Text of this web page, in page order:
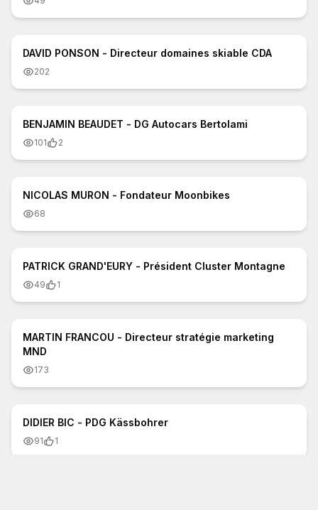
2:31
DAVID PONSON - Directeur domaines skiable CDA
202
4:32
BENJAMIN BEAUDET - DG Autocars Bertolami
101
2
2:57
NICOLAS MURON - Fondateur Moonbikes
68
4:12
PATRICK GRAND'EURY - Président Cluster Montagne
49
1
2:25
MARTIN FRANCOU - Directeur stratégie marketing
MND
173
2:37
DIDIER BIC - PDG Kässbohrer
91
1